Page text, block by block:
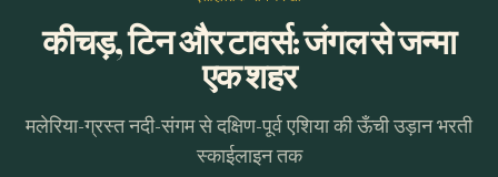
कीचड़, टिन और टावर्स: जंगल से जन्मा
एक शहर
मलेरिया-ग्रस्त नदी-संगम से दक्षिण-पूर्व एशिया की ऊँची उड़ान भरती
स्काईलाइन तक